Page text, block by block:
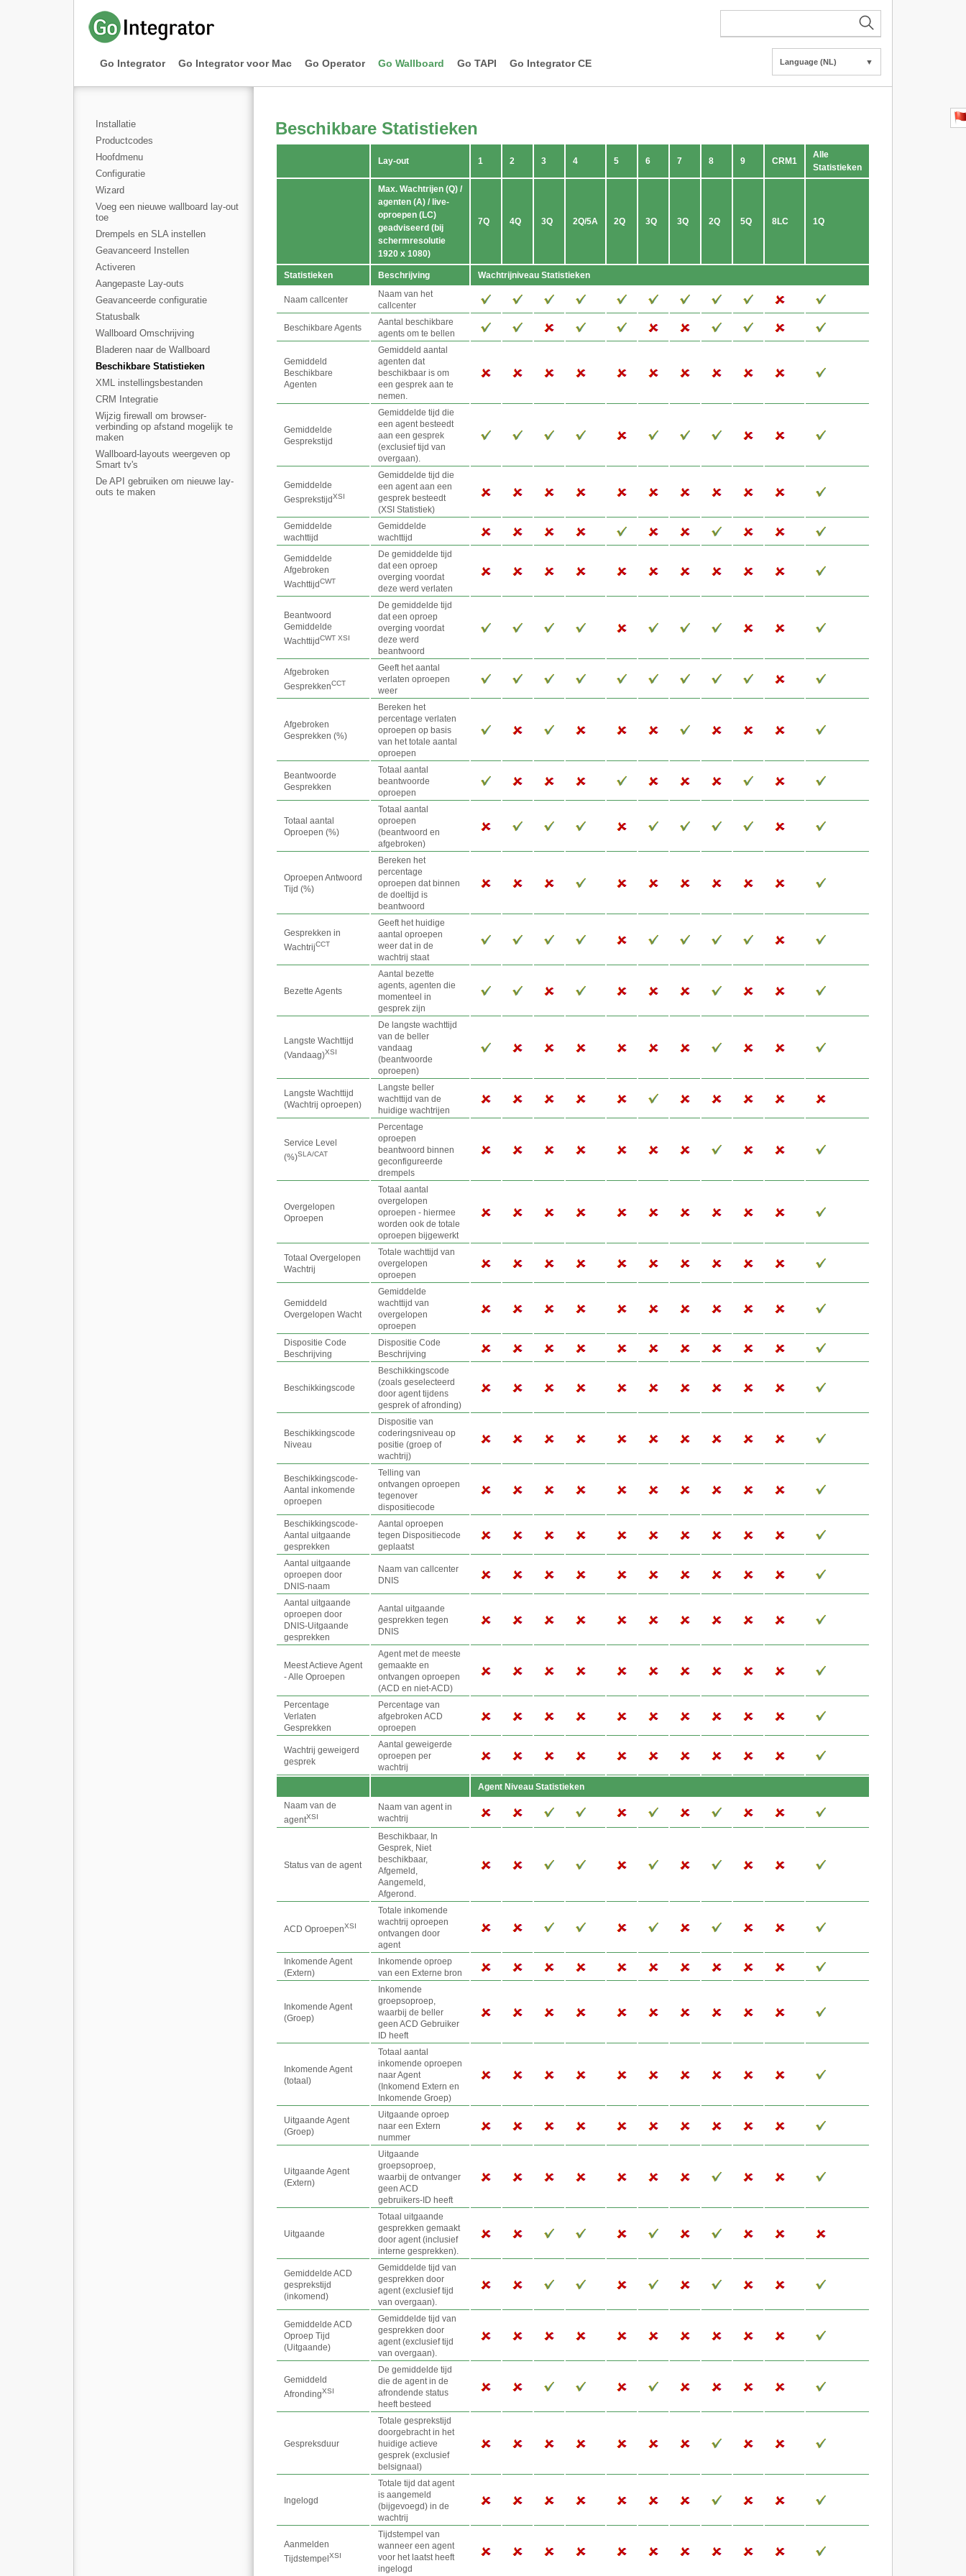
Go Integrator Go Integrator voor Mac Go Operator Go Wallboard Go TAPI Go Integrator CE Language (NL) ▼
Installatie
Productcodes
Hoofdmenu
Configuratie
Wizard
Voeg een nieuwe wallboard lay-out
toe
Drempels en SLA instellen
Geavanceerd Instellen
Activeren
Aangepaste Lay-outs
Geavanceerde configuratie
Statusbalk
Wallboard Omschrijving
Bladeren naar de Wallboard
Beschikbare Statistieken
XML instellingsbestanden
CRM Integratie
Wijzig firewall om browser-
verbinding op afstand mogelijk te
maken
Wallboard-layouts weergeven op
Smart tv's
De API gebruiken om nieuwe lay-
outs te maken
Beschikbare Statistieken
Lay-out 1 2 3 4 5 6 7 8 9 CRM1
Alle
Statistieken
Max. Wachtrijen (Q) /
agenten (A) / live-
oproepen (LC)
geadviseerd (bij
schermresolutie
1920 x 1080)
7Q 4Q 3Q 2Q/5A 2Q 3Q 3Q 2Q 5Q 8LC 1Q
Statistieken Beschrijving Wachtrijniveau Statistieken
Naam callcenter
Naam van het
callcenter
Beschikbare Agents
Aantal beschikbare
agents om te bellen
Gemiddeld
Beschikbare
Agenten
Gemiddeld aantal
agenten dat
beschikbaar is om
een gesprek aan te
nemen.
Gemiddelde
Gesprekstijd
Gemiddelde tijd die
een agent besteedt
aan een gesprek
(exclusief tijd van
overgaan).
Gemiddelde
GesprekstijdXSI
Gemiddelde tijd die
een agent aan een
gesprek besteedt
(XSI Statistiek)
Gemiddelde
wachttijd
Gemiddelde
wachttijd
Gemiddelde
Afgebroken
WachttijdCWT
De gemiddelde tijd
dat een oproep
overging voordat
deze werd verlaten
Beantwoord
Gemiddelde
WachttijdCWT XSI
De gemiddelde tijd
dat een oproep
overging voordat
deze werd
beantwoord
Afgebroken
GesprekkenCCT
Geeft het aantal
verlaten oproepen
weer
Afgebroken
Gesprekken (%)
Bereken het
percentage verlaten
oproepen op basis
van het totale aantal
oproepen
Beantwoorde
Gesprekken
Totaal aantal
beantwoorde
oproepen
Totaal aantal
Oproepen (%)
Totaal aantal
oproepen
(beantwoord en
afgebroken)
Oproepen Antwoord
Tijd (%)
Bereken het
percentage
oproepen dat binnen
de doeltijd is
beantwoord
Gesprekken in
WachtrijCCT
Geeft het huidige
aantal oproepen
weer dat in de
wachtrij staat
Bezette Agents
Aantal bezette
agents, agenten die
momenteel in
gesprek zijn
Langste Wachttijd
(Vandaag)XSI
De langste wachttijd
van de beller
vandaag
(beantwoorde
oproepen)
Langste Wachttijd
(Wachtrij oproepen)
Langste beller
wachttijd van de
huidige wachtrijen
Service Level
(%)SLA/CAT
Percentage
oproepen
beantwoord binnen
geconfigureerde
drempels
Overgelopen
Oproepen
Totaal aantal
overgelopen
oproepen - hiermee
worden ook de totale
oproepen bijgewerkt
Totaal Overgelopen
Wachtrij
Totale wachttijd van
overgelopen
oproepen
Gemiddeld
Overgelopen Wacht
Gemiddelde
wachttijd van
overgelopen
oproepen
Dispositie Code
Beschrijving
Dispositie Code
Beschrijving
Beschikkingscode
Beschikkingscode
(zoals geselecteerd
door agent tijdens
gesprek of afronding)
Beschikkingscode
Niveau
Dispositie van
coderingsniveau op
positie (groep of
wachtrij)
Beschikkingscode-
Aantal inkomende
oproepen
Telling van
ontvangen oproepen
tegenover
dispositiecode
Beschikkingscode-
Aantal uitgaande
gesprekken
Aantal oproepen
tegen Dispositiecode
geplaatst
Aantal uitgaande
oproepen door
DNIS-naam
Naam van callcenter
DNIS
Aantal uitgaande
oproepen door
DNIS-Uitgaande
gesprekken
Aantal uitgaande
gesprekken tegen
DNIS
Meest Actieve Agent
- Alle Oproepen
Agent met de meeste
gemaakte en
ontvangen oproepen
(ACD en niet-ACD)
Percentage
Verlaten
Gesprekken
Percentage van
afgebroken ACD
oproepen
Wachtrij geweigerd
gesprek
Aantal geweigerde
oproepen per
wachtrij
Agent Niveau Statistieken
Naam van de
agentXSI
Naam van agent in
wachtrij
Status van de agent
Beschikbaar, In
Gesprek, Niet
beschikbaar,
Afgemeld,
Aangemeld,
Afgerond.
ACD OproepenXSI
Totale inkomende
wachtrij oproepen
ontvangen door
agent
Inkomende Agent
(Extern)
Inkomende oproep
van een Externe bron
Inkomende Agent
(Groep)
Inkomende
groepsoproep,
waarbij de beller
geen ACD Gebruiker
ID heeft
Inkomende Agent
(totaal )
Totaal aantal
inkomende oproepen
naar Agent
(Inkomend Extern en
Inkomende Groep)
Uitgaande Agent
(Groep)
Uitgaande oproep
naar een Extern
nummer
Uitgaande Agent
(Extern)
Uitgaande
groepsoproep,
waarbij de ontvanger
geen ACD
gebruikers-ID heeft
Uitgaande
Totaal uitgaande
gesprekken gemaakt
door agent (inclusief
interne gesprekken).
Gemiddelde ACD
gesprekstijd
(inkomend)
Gemiddelde tijd van
gesprekken door
agent (exclusief tijd
van overgaan).
Gemiddelde ACD
Oproep Tijd
(Uitgaande)
Gemiddelde tijd van
gesprekken door
agent (exclusief tijd
van overgaan).
Gemiddeld
AfrondingXSI
De gemiddelde tijd
die de agent in de
afrondende status
heeft besteed
Gespreksduur
Totale gesprekstijd
doorgebracht in het
huidige actieve
gesprek (exclusief
belsignaal)
Ingelogd
Totale tijd dat agent
is aangemeld
(bijgevoegd) in de
wachtrij
Aanmelden
Tijdstempel XSI
Tijdstempel van
wanneer een agent
voor het laatst heeft
ingelogd